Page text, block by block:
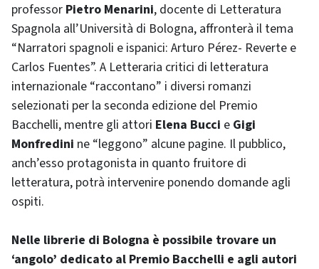
professor Pietro Menarini, docente di Letteratura
Spagnola all’Università di Bologna, affronterà il tema
“Narratori spagnoli e ispanici: Arturo Pérez- Reverte e
Carlos Fuentes”. A Letteraria critici di letteratura
internazionale “raccontano” i diversi romanzi
selezionati per la seconda edizione del Premio
Bacchelli, mentre gli attori Elena Bucci e Gigi
Monfredini ne “leggono” alcune pagine. Il pubblico,
anch’esso protagonista in quanto fruitore di
letteratura, potrà intervenire ponendo domande agli
ospiti.
Nelle librerie di Bologna è possibile trovare un
‘angolo’ dedicato al Premio Bacchelli e agli autori